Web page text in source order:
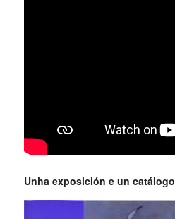
Unha exposición e un catálogo